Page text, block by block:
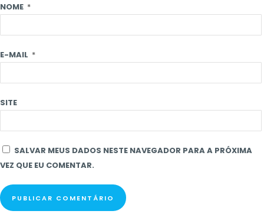
NOME *
E-MAIL *
SITE
SALVAR MEUS DADOS NESTE NAVEGADOR PARA A PRÓXIMA
VEZ QUE EU COMENTAR.